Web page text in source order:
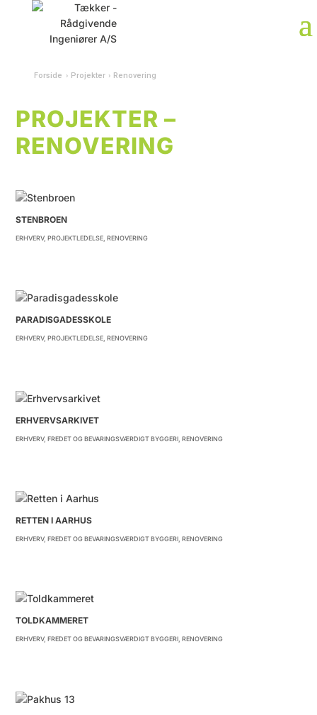
Forside › Projekter › Renovering
PROJEKTER –
RENOVERING
STENBROEN
ERHVERV,PROJEKTLEDELSE ,RENOVERING
PARADISGADESSKOLE
ERHVERV, PROJEKTLEDELSE, RENOVERING
ERHVERVSARKIVET
ERHVERV,FREDET OG BEVARINGSVÆRDIGT BYGGERI ,RENOVERING
RETTEN I AARHUS
ERHVERV,FREDET OG BEVARINGSVÆRDIGT BYGGERI ,RENOVERING
TOLDKAMMERET
ERHVERV, FREDET OG BEVARINGSVÆRDIGT BYGGERI, RENOVERING